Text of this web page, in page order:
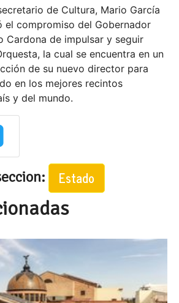
de Cultura, Mario García
el compromiso del Gobernador
Cardona de impulsar y seguir
la cual se encuentra en un
de su nuevo director para
en los mejores recintos
y del mundo.
Estado